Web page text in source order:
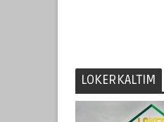
LOKERKALTIM